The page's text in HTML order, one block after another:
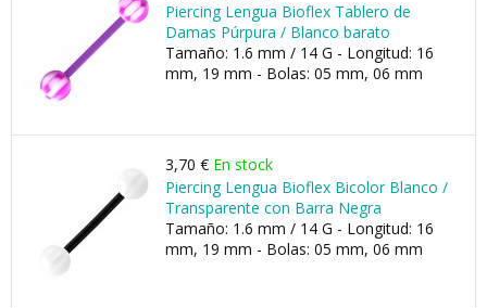
Piercing Lengua Bioflex Tablero de
Damas Púrpura / Blanco barato
Tamaño: 1.6 mm / 14 G - Longitud: 16
mm, 19 mm - Bolas: 05 mm, 06 mm
3,70 € En stock
Piercing Lengua Bioflex Bicolor Blanco /
Transparente con Barra Negra
Tamaño: 1.6 mm / 14 G - Longitud: 16
mm, 19 mm - Bolas: 05 mm, 06 mm